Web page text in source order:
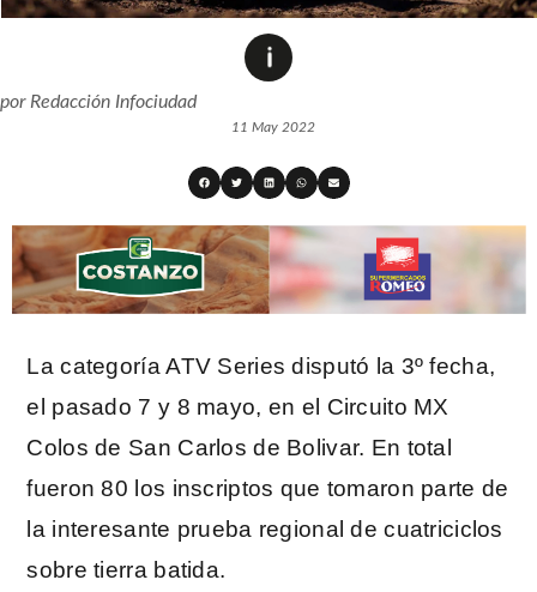
porRedacción Infociudad
11 May 2022
La categoría ATV Series disputó la 3º fecha,
el pasado 7 y 8 mayo, en el Circuito MX
Colos de San Carlos de Bolivar. En total
fueron 80 los inscriptos que tomaron parte de
la interesante prueba regional de cuatriciclos
sobre tierra batida.